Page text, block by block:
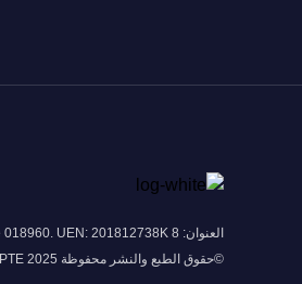
العنوان: 8 Marina View # 43-052A Asia Square Tower 1، Singapore 018960. UEN: 201812738K
©حقوق الطبع والنشر محفوظة 2025 INNOVATIVE CONNECTING PTE. محدودة